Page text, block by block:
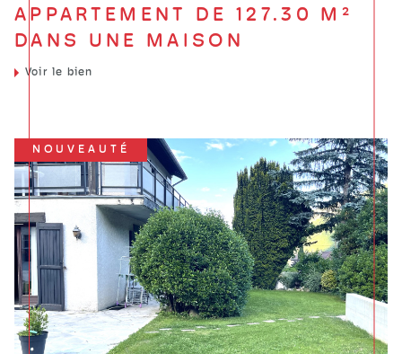
APPARTEMENT DE 127.30 M²
DANS UNE MAISON
Voir le bien
NOUVEAUTÉ